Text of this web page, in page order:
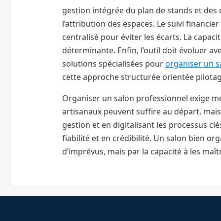
gestion intégrée du plan de stands et
l’attribution des espaces. Le suivi
centralisé pour éviter les écarts. La
déterminante. Enfin, l’outil doit évoluer
solutions spécialisées pourorganiser un
cette approche structurée orientée
Organiser un salon professionnel exige
artisanaux peuvent suffire au départ,
gestion et en digitalisant les processus
fiabilité et en crédibilité. Un salon bien
d’imprévus, mais par la capacité à les